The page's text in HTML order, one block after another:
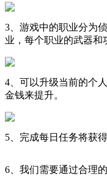
3、游戏中的职业分为
业，每个职业的武器和
4、可以升级当前的个
金钱来提升。
5、完成每日任务将获
6、我们需要通过合理